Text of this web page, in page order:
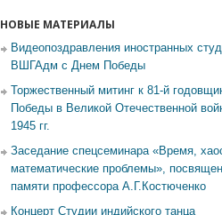
НОВЫЕ МАТЕРИАЛЫ
Видеопоздравления иностранных
ВШГАдм с Днем Победы
Торжественный митинг к 81-й
Победы в Великой Отечественной
1945 гг.
Заседание спецсеминара «Время,
математические проблемы»,
памяти профессора А.Г.Костюченко
Концерт Студии индийского танца